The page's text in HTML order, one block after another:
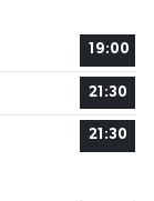
19:00
21:30
21:30